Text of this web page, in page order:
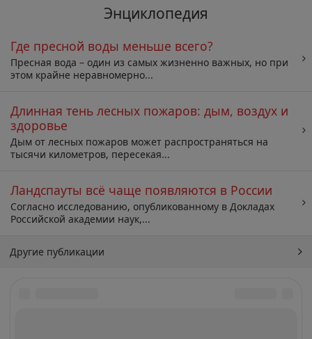
Энциклопедия
Где пресной воды меньше всего?
Пресная вода – один из самых жизненно важных, но при
этом крайне неравномерно...
Длинная тень лесных пожаров: дым, воздух и
здоровье
Дым от лесных пожаров может распространяться на
тысячи километров, пересекая...
Ландспауты всё чаще появляются в России
Согласно исследованию, опубликованному в Докладах
Российской академии наук,...
Другие публикации